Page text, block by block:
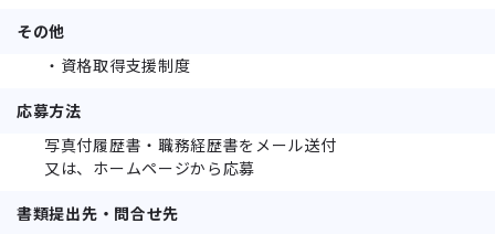
その他
・資格取得支援制度
応募方法
写真付履歴書・職務経歴書をメール送付
又は、ホームページから応募
書類提出先・問合せ先